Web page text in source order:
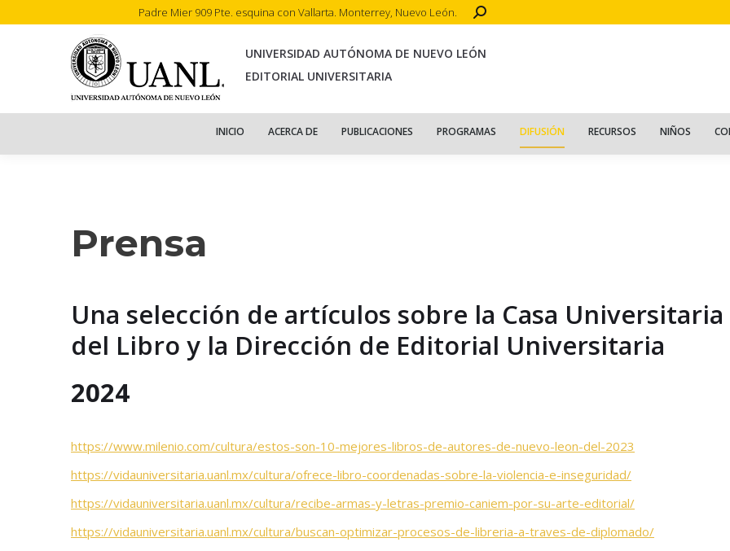
Padre Mier 909 Pte. esquina con Vallarta. Monterrey, Nuevo León. Search:
UNIVERSIDAD AUTÓNOMA DE NUEVO LEÓN
EDITORIAL UNIVERSITARIA
INICIO ACERCA DE PUBLICACIONES PROGRAMAS DIFUSIÓN RECURSOS NIÑOS
Prensa
Una selección de artículos sobre la Casa Universitaria
del Libro y la Dirección de Editorial Universitaria
2024
https://www.milenio.com/cultura/estos-son-10-mejores-libros-de-autores-de-nuevo-leon-del-2023
https://vidauniversitaria.uanl.mx/cultura/ofrece-libro-coordenadas-sobre-la-violencia-e-inseguridad/
https://vidauniversitaria.uanl.mx/cultura/recibe-armas-y-letras-premio-caniem-por-su-arte-editorial/
https://vidauniversitaria.uanl.mx/cultura/buscan-optimizar-procesos-de-libreria-a-traves-de-diplomado/
INICIO ACERCA DE PUBLICACIONES PROGRAMAS DIFUSIÓN